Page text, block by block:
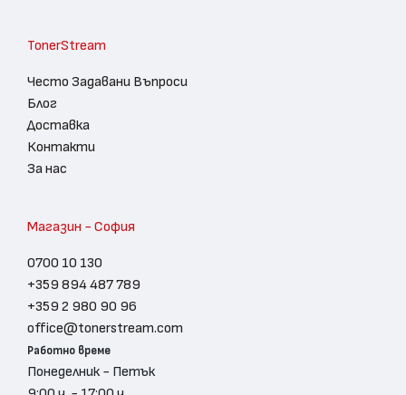
TonerStream
Често Задавани Въпроси
Блог
Доставка
Контакти
За нас
Магазин - София
0700 10 130
+359 894 487 789
+359 2 980 90 96
office@tonerstream.com
Работно време
Понеделник - Петък